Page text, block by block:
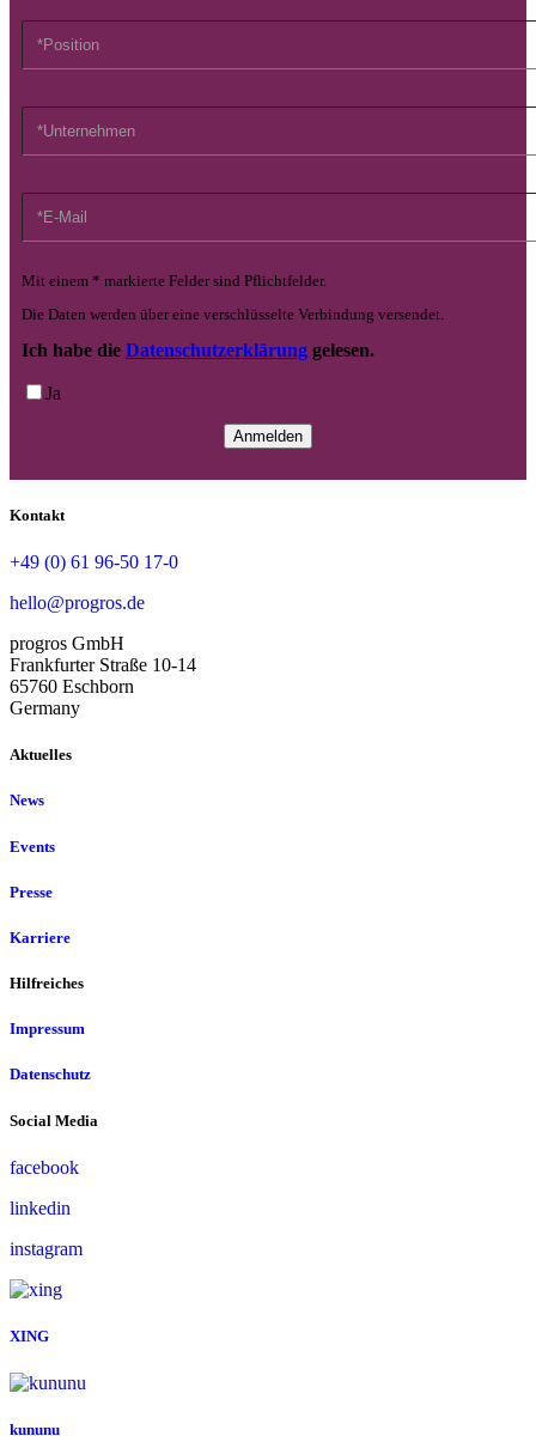
Mit einem * markierte Felder sind Pflichtfelder.
Die Daten werden über eine verschlüsselte Verbindung versendet.
Ich habe die Datenschutzerklärung gelesen.
Ja
Kontakt
+49 (0) 61 96-50 17-0
hello@progros.de
progros GmbH
Frankfurter Straße 10-14
65760 Eschborn
Germany
Aktuelles
News
Events
Presse
Karriere
Hilfreiches
Impressum
Datenschutz
Social Media
facebook
linkedin
instagram
XING
kununu